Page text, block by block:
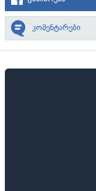
კომენტარები